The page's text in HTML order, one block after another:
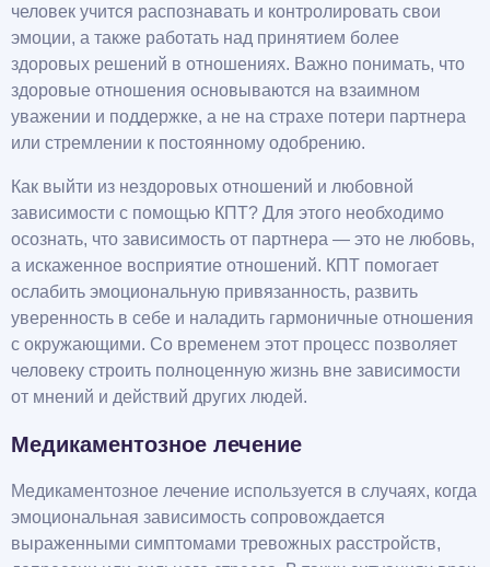
человек учится распознавать и контролировать свои
эмоции, а также работать над принятием более
здоровых решений в отношениях. Важно понимать, что
здоровые отношения основываются на взаимном
уважении и поддержке, а не на страхе потери партнера
или стремлении к постоянному одобрению.
Как выйти из нездоровых отношений и любовной
зависимости с помощью КПТ? Для этого необходимо
осознать, что зависимость от партнера — это не любовь,
а искаженное восприятие отношений. КПТ помогает
ослабить эмоциональную привязанность, развить
уверенность в себе и наладить гармоничные отношения
с окружающими. Со временем этот процесс позволяет
человеку строить полноценную жизнь вне зависимости
от мнений и действий других людей.
Медикаментозное лечение
Медикаментозное лечение используется в случаях, когда
эмоциональная зависимость сопровождается
выраженными симптомами тревожных расстройств,